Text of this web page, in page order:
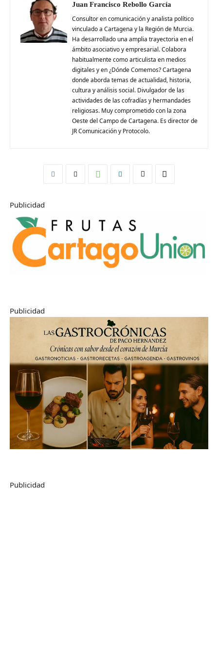
Juan Francisco Rebollo García
Consultor en comunicación y analista político
vinculado a Cartagena y la Región de Murcia.
Ha desarrollado una amplia trayectoria en el
ámbito asociativo y empresarial. Colabora
habitualmente como articulista en medios
digitales y en ¿Dónde Comemos? Cartagena
donde aborda temas de actualidad, historia,
cultura y análisis social. Divulgador de las
actividades de las cofradías y hermandades
religiosas. Muy comprometido con la zona
Oeste del Campo de Cartagena. Es director de
JR Comunicación y Protocolo.
Publicidad
Publicidad
Publicidad